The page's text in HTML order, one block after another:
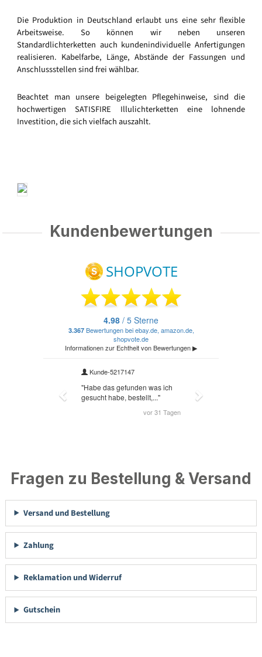
Die Produktion in Deutschland erlaubt uns eine sehr flexible
Arbeitsweise. So können wir neben unseren
Standardlichterketten auch kundenindividuelle Anfertigungen
realisieren. Kabelfarbe, Länge, Abstände der Fassungen und
Anschlussstellen sind frei wählbar.
Beachtet man unsere beigelegten Pflegehinweise, sind die
hochwertigen SATISFIRE Illulichterketten eine lohnende
Investition, die sich vielfach auszahlt.
Kundenbewertungen
Fragen zu Bestellung & Versand
Versand und Bestellung
Zahlung
Reklamation und Widerruf
Gutschein